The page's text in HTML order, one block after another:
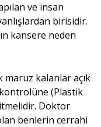
ve insan
birisidir.
kansere neden
maruz kalanlar açık
(Plastik
Doktor
benlerin cerrahi